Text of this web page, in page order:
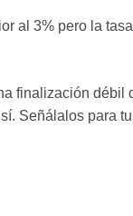
al 3% pero la
finalización
Señálalos para